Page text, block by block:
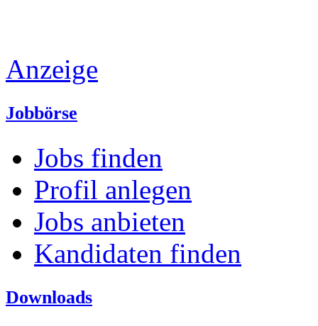
Anzeige
Jobbörse
Jobs finden
Profil anlegen
Jobs anbieten
Kandidaten finden
Downloads